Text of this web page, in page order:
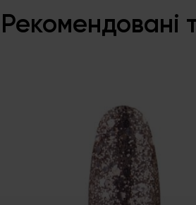
Рекомендовані